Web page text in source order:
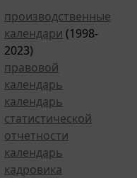
производственные
календари (1998-
2023)
правовой
календарь
календарь
статистической
отчетности
календарь
кадровика